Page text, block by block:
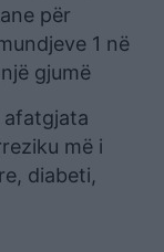
për
1 në
gjumë
afatgjata
më i
diabeti,